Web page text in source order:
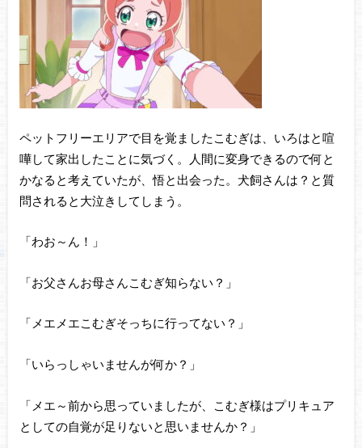
ペットフリーエリアで目を覚ましたこむぎは、いろはと喧
嘩して家出したことに気づく。人間に変身できるので何と
かなると考えていたが、悟と出会った。犬飼さんは？と質
問されると大泣きしてしまう。
「わお～ん！」
「お父さんお母さんこむぎ知らない？」
「メエメエこむぎそっちに行ってない？」
「いらっしゃいませんが何か？」
「メエ～前から思っていましたが、こむぎ様はプリキュア
としての自覚が足りないと思いませんか？」